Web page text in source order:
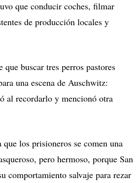
que conducir coches, filmar
de producción locales y
buscar tres perros pastores
una escena de Auschwitz:
al recordarlo y mencionó otra
que los prisioneros se comen una
pero hermoso, porque San
comportamiento salvaje para rezar